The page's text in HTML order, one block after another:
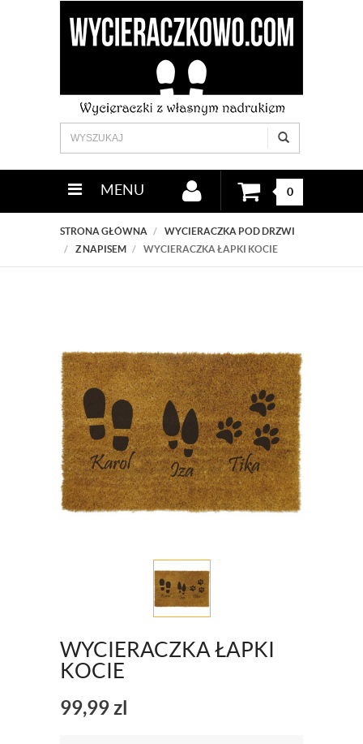
MENU 0
STRONA GŁÓWNA
WYCIERACZKA POD DRZWI
Z NAPISEM
WYCIERACZKA ŁAPKI KOCIE
WYCIERACZKA ŁAPKI
KOCIE
99,99zl